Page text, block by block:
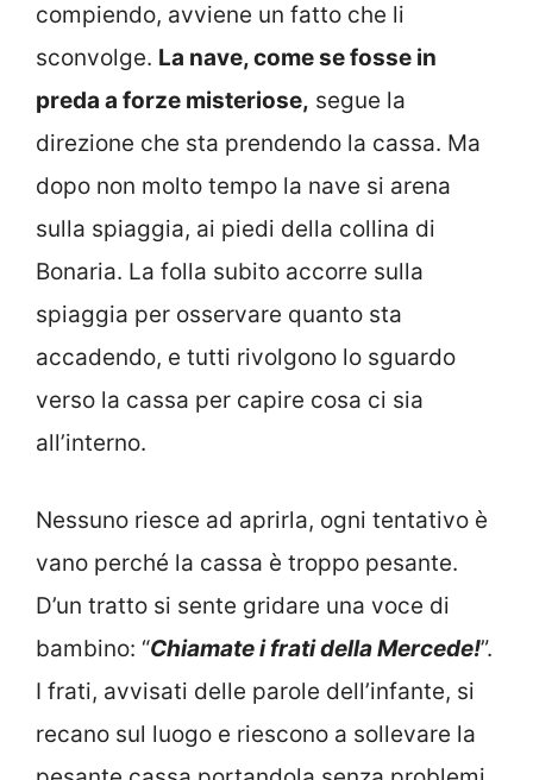
compiendo, avviene un fatto che li
sconvolge. La nave, come se fosse in
preda a forze misteriose, segue la
direzione che sta prendendo la cassa. Ma
dopo non molto tempo la nave si arena
sulla spiaggia, ai piedi della collina di
Bonaria. La folla subito accorre sulla
spiaggia per osservare quanto sta
accadendo, e tutti rivolgono lo sguardo
verso la cassa per capire cosa ci sia
all’interno.
Nessuno riesce ad aprirla, ogni tentativo è
vano perché la cassa è troppo pesante.
D’un tratto si sente gridare una voce di
bambino: “Chiamate i frati della Mercede!”.
I frati, avvisati delle parole dell’infante, si
recano sul luogo e riescono a sollevare la